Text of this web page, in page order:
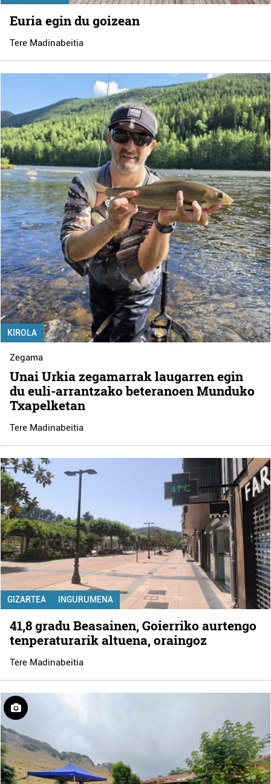
Euria egin du goizean
Tere Madinabeitia
KIROLA
Zegama
Unai Urkia zegamarrak laugarren egin
du euli-arrantzako beteranoen Munduko
Txapelketan
Tere Madinabeitia
GIZARTEA INGURUMENA
41,8 gradu Beasainen, Goierriko aurtengo
tenperaturarik altuena, oraingoz
Tere Madinabeitia